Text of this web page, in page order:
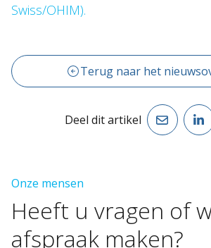
Swiss/OHIM).
Terug naar het
Deel dit artikel
Onze mensen
Heeft u vragen of
afspraak maken?